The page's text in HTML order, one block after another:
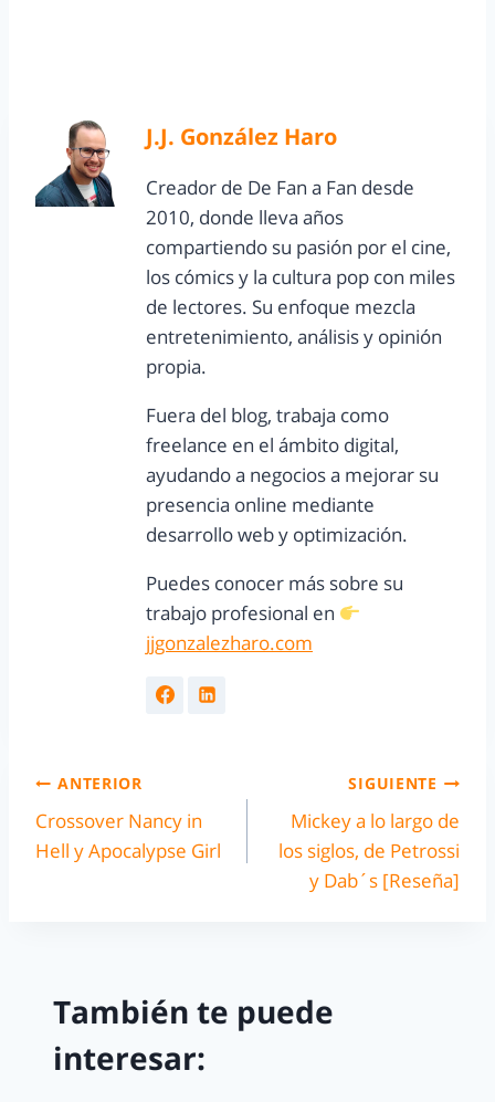
J.J. González Haro
Creador de De Fan a Fan desde
2010, donde lleva años
compartiendo su pasión por el cine,
los cómics y la cultura pop con miles
de lectores. Su enfoque mezcla
entretenimiento, análisis y opinión
propia.
Fuera del blog, trabaja como
freelance en el ámbito digital,
ayudando a negocios a mejorar su
presencia online mediante
desarrollo web y optimización.
Puedes conocer más sobre su
trabajo profesional en
jjgonzalezharo.com
ANTERIOR
Crossover Nancy in
Hell y Apocalypse Girl
SIGUIENTE
Mickey a lo largo de
los siglos, de Petrossi
y Dab´s [Reseña]
También te puede
interesar: